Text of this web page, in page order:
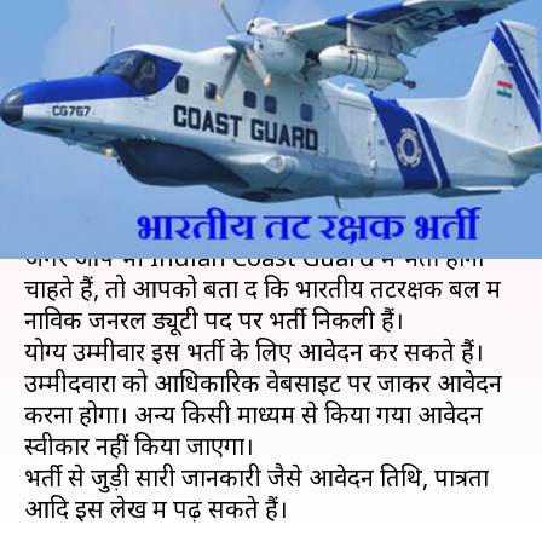
Recruitment 2019: 10वीं पास
वालों के लिए निकली भर्ती, जानें
विवरण
लेखन मोना दीक्षित Aug 07, 2019 12:56 pm
अगर आप भी Indian Coast Guard में भर्ती होना
चाहते हैं, तो आपको बता दें कि भारतीय तटरक्षक बल में
नाविक जनरल ड्यूटी पद पर भर्ती निकली हैं।
योग्य उम्मीवार इस भर्ती के लिए आवेदन कर सकते हैं।
उम्मीदवारों को आधिकारिक वेबसाइट पर जाकर आवेदन
करना होगा। अन्य किसी माध्यम से किया गया आवेदन
स्वीकार नहीं किया जाएगा।
भर्ती से जुड़ी सारी जानकारी जैसे आवेदन तिथि, पात्रता